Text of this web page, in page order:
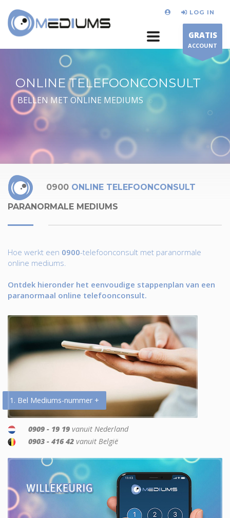
LOG IN
GRATIS
ACCOUNT
ONLINE TELEFOONCONSULT
BELLEN MET ONLINE MEDIUMS
0900 ONLINE TELEFOONCONSULT
PARANORMALE MEDIUMS
Hoe werkt een 0900-telefoonconsult met paranormale
online mediums.
Ontdek hieronder het eenvoudige stappenplan van een
paranormaal online telefoonconsult.
1. Bel Mediums-nummer +
0909 - 19 19 vanuit Nederland
0903 - 416 42 vanuit België